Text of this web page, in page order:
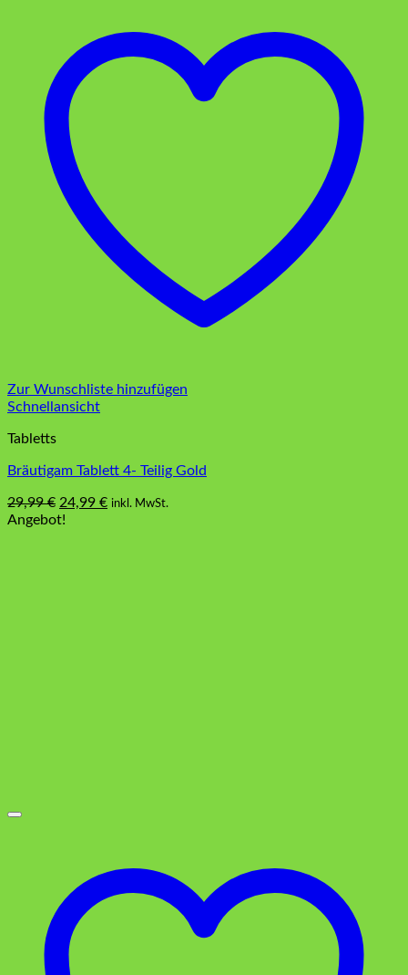
Zur Wunschliste hinzufügen
Schnellansicht
Tabletts
Bräutigam Tablett 4- Teilig Gold
29,99€ Ursprünglicher
Preis
24,99 €Aktueller
inkl. MwSt.
Angebot!